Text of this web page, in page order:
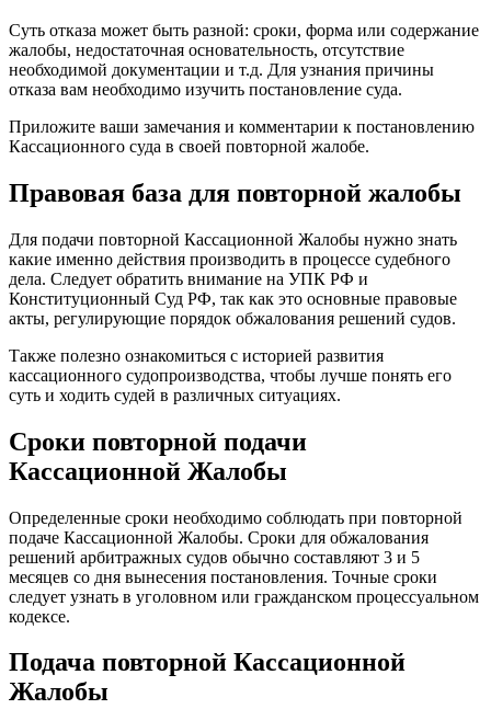
Суть отказа может быть разной: сроки, форма или содержание
жалобы, недостаточная основательность, отсутствие
необходимой документации и т.д. Для узнания причины
отказа вам необходимо изучить постановление суда.
Приложите ваши замечания и комментарии к постановлению
Кассационного суда в своей повторной жалобе.
Правовая база для повторной жалобы
Для подачи повторной Кассационной Жалобы нужно знать
какие именно действия производить в процессе судебного
дела. Следует обратить внимание на УПК РФ и
Конституционный Суд РФ, так как это основные правовые
акты, регулирующие порядок обжалования решений судов.
Также полезно ознакомиться с историей развития
кассационного судопроизводства, чтобы лучше понять его
суть и ходить судей в различных ситуациях.
Сроки повторной подачи
Кассационной Жалобы
Определенные сроки необходимо соблюдать при повторной
подаче Кассационной Жалобы. Сроки для обжалования
решений арбитражных судов обычно составляют 3 и 5
месяцев со дня вынесения постановления. Точные сроки
следует узнать в уголовном или гражданском процессуальном
кодексе.
Подача повторной Кассационной
Жалобы